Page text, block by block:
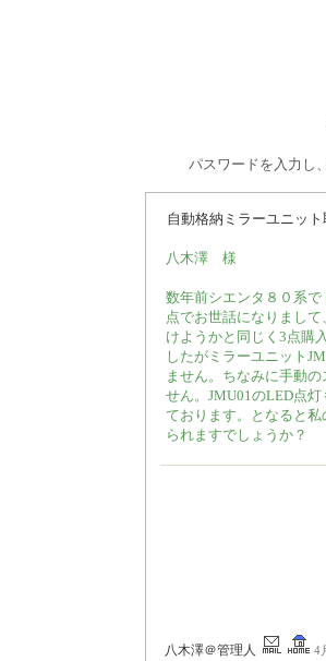
パスワードを入力し
自動格納ミラーユニッ
八木澤 様
数年前シエンタ８０系
点でお世話になりまし
けようかと同じく3点購
したがミラーユニット
ません。ちなみに手動
せん。JMU01のLED点
ております。となると
られますでしょうか？
八木澤＠管理人 4